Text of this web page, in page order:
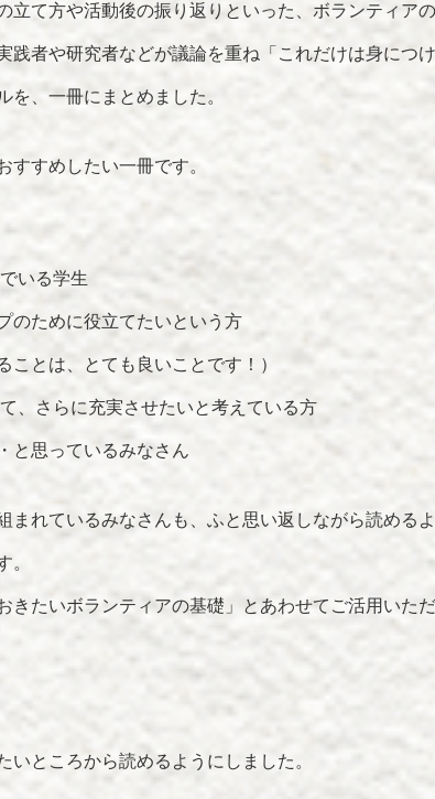
立て方や活動後の振り返りといった、ボランティア
践者や研究者などが議論を重ね「これだけは身につ
を、一冊にまとめました。
すすめしたい一冊です。
いる学生
のために役立てたいという方
ことは、とても良いことです！）
、さらに充実させたいと考えている方
と思っているみなさん
れているみなさんも、ふと思い返しながら読める
。
たいボランティアの基礎」とあわせてご活用いた
ところから読めるようにしました。